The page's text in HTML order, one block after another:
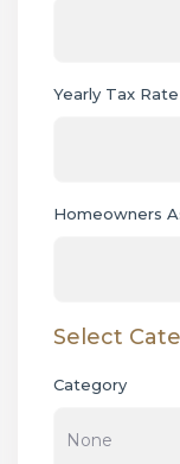
Yearly Tax Rate
Homeowners
Select
Category